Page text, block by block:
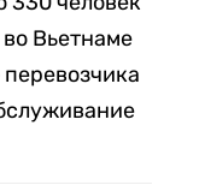
Вьетнаме